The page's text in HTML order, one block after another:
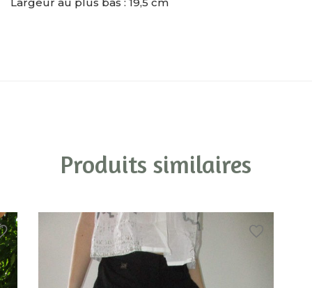
Produits similaires